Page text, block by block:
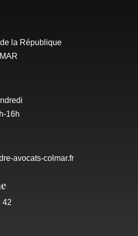
la République
16h
avocats-colmar.fr
42